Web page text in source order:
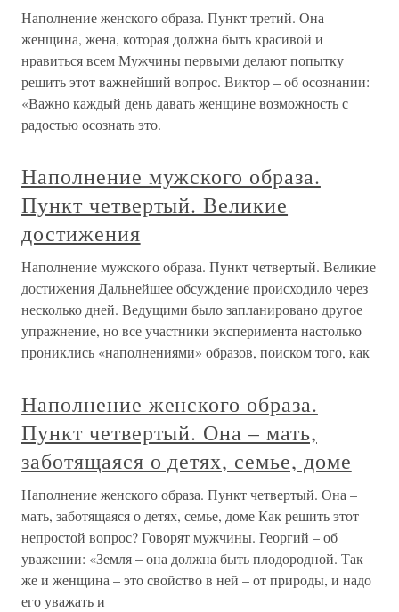
Наполнение женского образа. Пункт третий. Она –
женщина, жена, которая должна быть красивой и
нравиться всем Мужчины первыми делают попытку
решить этот важнейший вопрос. Виктор – об осознании:
«Важно каждый день давать женщине возможность с
радостью осознать это.
Наполнение мужского образа.
Пункт четвертый. Великие
достижения
Наполнение мужского образа. Пункт четвертый. Великие
достижения Дальнейшее обсуждение происходило через
несколько дней. Ведущими было запланировано другое
упражнение, но все участники эксперимента настолько
прониклись «наполнениями» образов, поиском того, как
Наполнение женского образа.
Пункт четвертый. Она – мать,
заботящаяся о детях, семье, доме
Наполнение женского образа. Пункт четвертый. Она –
мать, заботящаяся о детях, семье, доме Как решить этот
непростой вопрос? Говорят мужчины. Георгий – об
уважении: «Земля – она должна быть плодородной. Так
же и женщина – это свойство в ней – от природы, и надо
его уважать и